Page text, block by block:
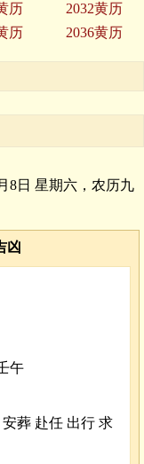
历
2032黄历
历 2036黄历
8日 星期六，农历九
凶
午
葬 赴任 出行 求